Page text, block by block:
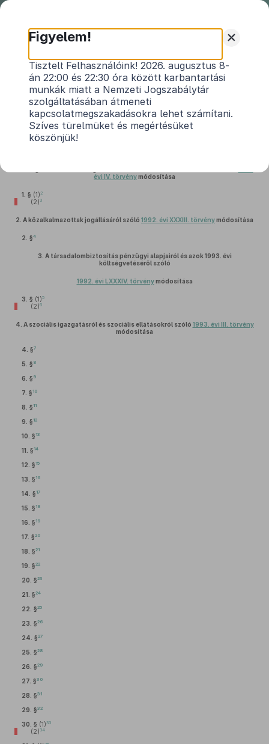
2018. évi CXVII. törvény
egyes szociális, gyermekvédelmi tárgyú,
valamint egyéb kapcsolódó törvények
módosításáról
Hatályos: 2020. 01. 02. – 2023. 06. 15.
évi IV. törvénymódosítása
1. § (1) 2
(2) 3
2. A közalkalmazottak jogállásáról szóló 1992. évi XXXIII. törvénymódosítása
2. §4
3. A társadalombiztosítás pénzügyi alapjairól és azok 1993. évi
költségvetéséről szóló
1992. évi LXXXIV. törvénymódosítása
3. § (1)5
(2)6
4. A szociális igazgatásról és szociális ellátásokról szóló 1993. évi III. törvény
módosítása
4. §7
5. § 8
6. § 9
7. § 10
8. § 11
9. § 12
10. § 13
11. § 14
12. § 15
13. § 16
14. § 17
15. § 18
16. § 19
17. §20
18. §21
19. §22
20. §23
21. §24
22. §25
23. §26
24. §27
25. §28
26. §29
27. §30
28. §31
29. §32
30. § (1) 33
(2) 34
+
Figyelem!
Tisztelt Felhasználóink! 2026. augusztus 8-
án 22:00 és 22:30 óra között karbantartási
munkák miatt a Nemzeti Jogszabálytár
szolgáltatásában átmeneti
kapcsolatmegszakadásokra lehet számítani.
Szíves türelmüket és megértésüket
köszönjük!